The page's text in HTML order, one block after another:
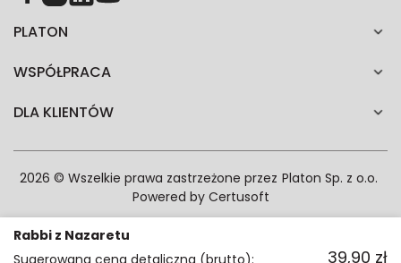
Rabbi z Nazaretu
Sugerowana cena detaliczna (brutto):
39,90 zł
PLATON
WSPÓŁPRACA
DLA KLIENTÓW
2026 © Wszelkie prawa zastrzeżone przez Platon Sp. z o.o.
Powered by Certusoft